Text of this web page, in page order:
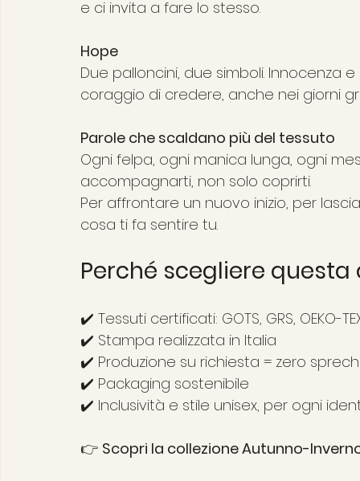
e ci invita a fare lo stesso.
Hope
Due palloncini, due simboli. Innocenza
coraggio di credere, anche nei giorni
Parole che scaldano più del tessuto
Ogni felpa, ogni manica lunga, ogni
accompagnarti, non solo coprirti.
Per affrontare un nuovo inizio, per
cosa ti fa sentire tu.
Perché scegliere questa
✔️ Tessuti certificati: GOTS, GRS, OEKO-
✔️ Stampa realizzata in Italia
✔️ Produzione su richiesta = zero
✔️ Packaging sostenibile
✔️ Inclusività e stile unisex, per ogni
👉 Scopri la collezione Autunno-